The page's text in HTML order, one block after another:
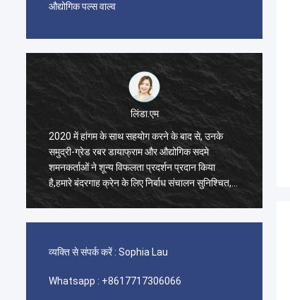
औद्योगिक पल्स वाल्व
लिंडा.एम
2020 में हांगम के साथ सहयोग करने के बाद से, उनके
समुद्री-ग्रेड रबर डायाफ्राम और औद्योगिक सदमे
शमनकर्ताओं ने शून्य विफलता प्रदर्शन प्रदान किया
है,हमारे बंदरगाह क्रेन के लिए निर्बाध संचालन सुनिश्चित,
ड्रेगर प्रणोदन प्रणाली, और एलएनजी वाहक उपकरण।
व्यक्ति से संपर्क करें : Sophia Lau
Whatsapp : +8617717306066